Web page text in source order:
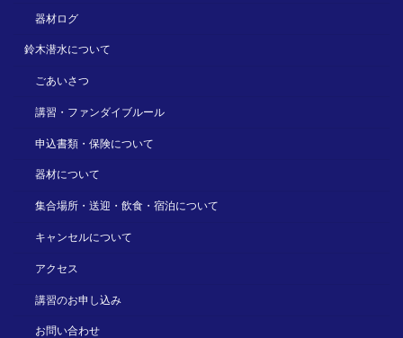
器材ログ
鈴木潜水について
ごあいさつ
講習・ファンダイブルール
申込書類・保険について
器材について
集合場所・送迎・飲食・宿泊について
キャンセルについて
アクセス
講習のお申し込み
お問い合わせ